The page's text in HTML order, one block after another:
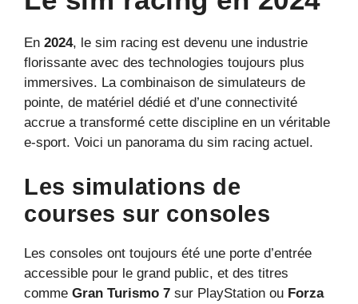
En 2024, le sim racing est devenu une industrie
florissante avec des technologies toujours plus
immersives. La combinaison de simulateurs de
pointe, de matériel dédié et d’une connectivité
accrue a transformé cette discipline en un véritable
e-sport. Voici un panorama du sim racing actuel.
Les simulations de
courses sur consoles
Les consoles ont toujours été une porte d’entrée
accessible pour le grand public, et des titres
comme Gran Turismo 7 sur PlayStation ou Forza